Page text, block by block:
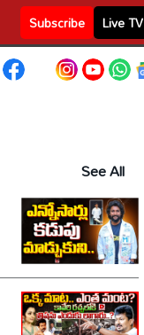
Subscribe
Live TV
See All